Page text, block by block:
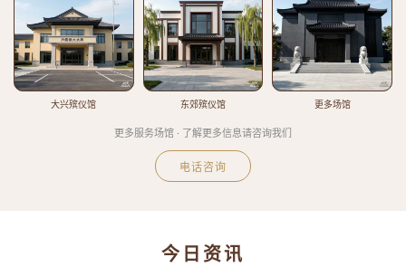
大兴殡仪馆 东郊殡仪馆 更多场馆
更多服务场馆 · 了解更多信息请咨询我们
电话咨询
今日资讯